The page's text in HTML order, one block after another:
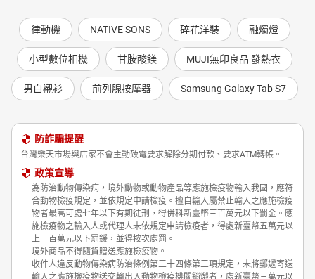
律動機 NATIVE SONS 碎花洋裝 融燭燈
小型數位相機 甘胺酸鎂 MUJI無印良品 發熱衣
男白襯衫 前列腺按摩器 Samsung Galaxy Tab S7
防詐騙提醒
台灣樂天市場與店家不會主動致電要求解除分期付款、要求ATM轉帳。
政策宣導
為防治動物傳染病，境外動物或動物產品等應施檢疫物輸入我國，應符
合動物檢疫規定，並依規定申請檢疫。擅自輸入屬禁止輸入之應施檢疫
物者最高可處七年以下有期徒刑，得併科新臺幣三百萬元以下罰金。應
施檢疫物之輸入人或代理人未依規定申請檢疫者，得處新臺幣五萬元以
上一百萬元以下罰鍰，並得按次處罰。
境外商品不得隨貨贈送應施檢疫物。
收件人違反動物傳染病防治條例第三十四條第三項規定，未將郵遞寄送
輸入之應施檢疫物送交輸出入動物檢疫機關銷燬者，處新臺幣三萬元以